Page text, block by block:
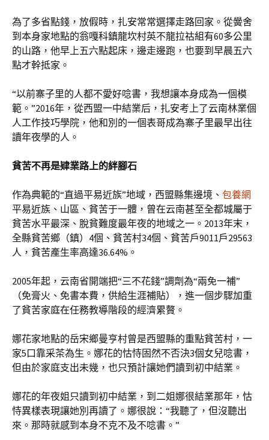
為了多省點錢，放假時，扎安常常選擇走路回家。從黌舍
到本身家地點的翁嘎科鎮龍坎村英不龍拉祜組有60多公里
的山路，他早上五六點起床，邊走邊跑，也要到早晨五六
點才幹抵家。
“以前寨子里的人都不愛好唸書，我想讓本身成為一個模
範。”2016年，從西盟一中結業后，扎安考上了云南林業個
人工作技巧學院，他和別的一個表哥成為寨子里最早出往
讀年夜學的人。
貧苦不再是肄業路上的絆腳石
作為典範的“直過平易近族”地域，西盟縣集邊境、 包養網
平易近族、山區、貧苦于一體，曾在云南甚至全都城屬于
貧苦水平最深、脫貧難度最年夜的地域之一。2013年末，
全縣貧苦鄉（鎮）4個、貧苦村34個、貧苦戶9011戶29563
人，貧苦產生率高達36.64%。
2005年起，云南省開端把“三不花錢”調劑為“兩免一補”
（免膏火、免書本費，供給生涯補貼），進一個步驟加重
了貧苦家庭在任務教導階段的經濟累贅。
娜花家地點的岳宋鄉曼亨村曾是西盟縣的重點貧苦村，一
家5口靠采茶為生。娜花的怙恃固然不否決3個女兒唸書，
但由於家庭支出未幾，也只預計讓她們讀到初中結業。
娜花的年夜姐只讀到初中結業，到二姐娜很結業那年，怙
恃異樣表現讓她別再讀了。娜很說：“我聽了，但沒聽出
來。那時就感到本身不克不及不唸書。”